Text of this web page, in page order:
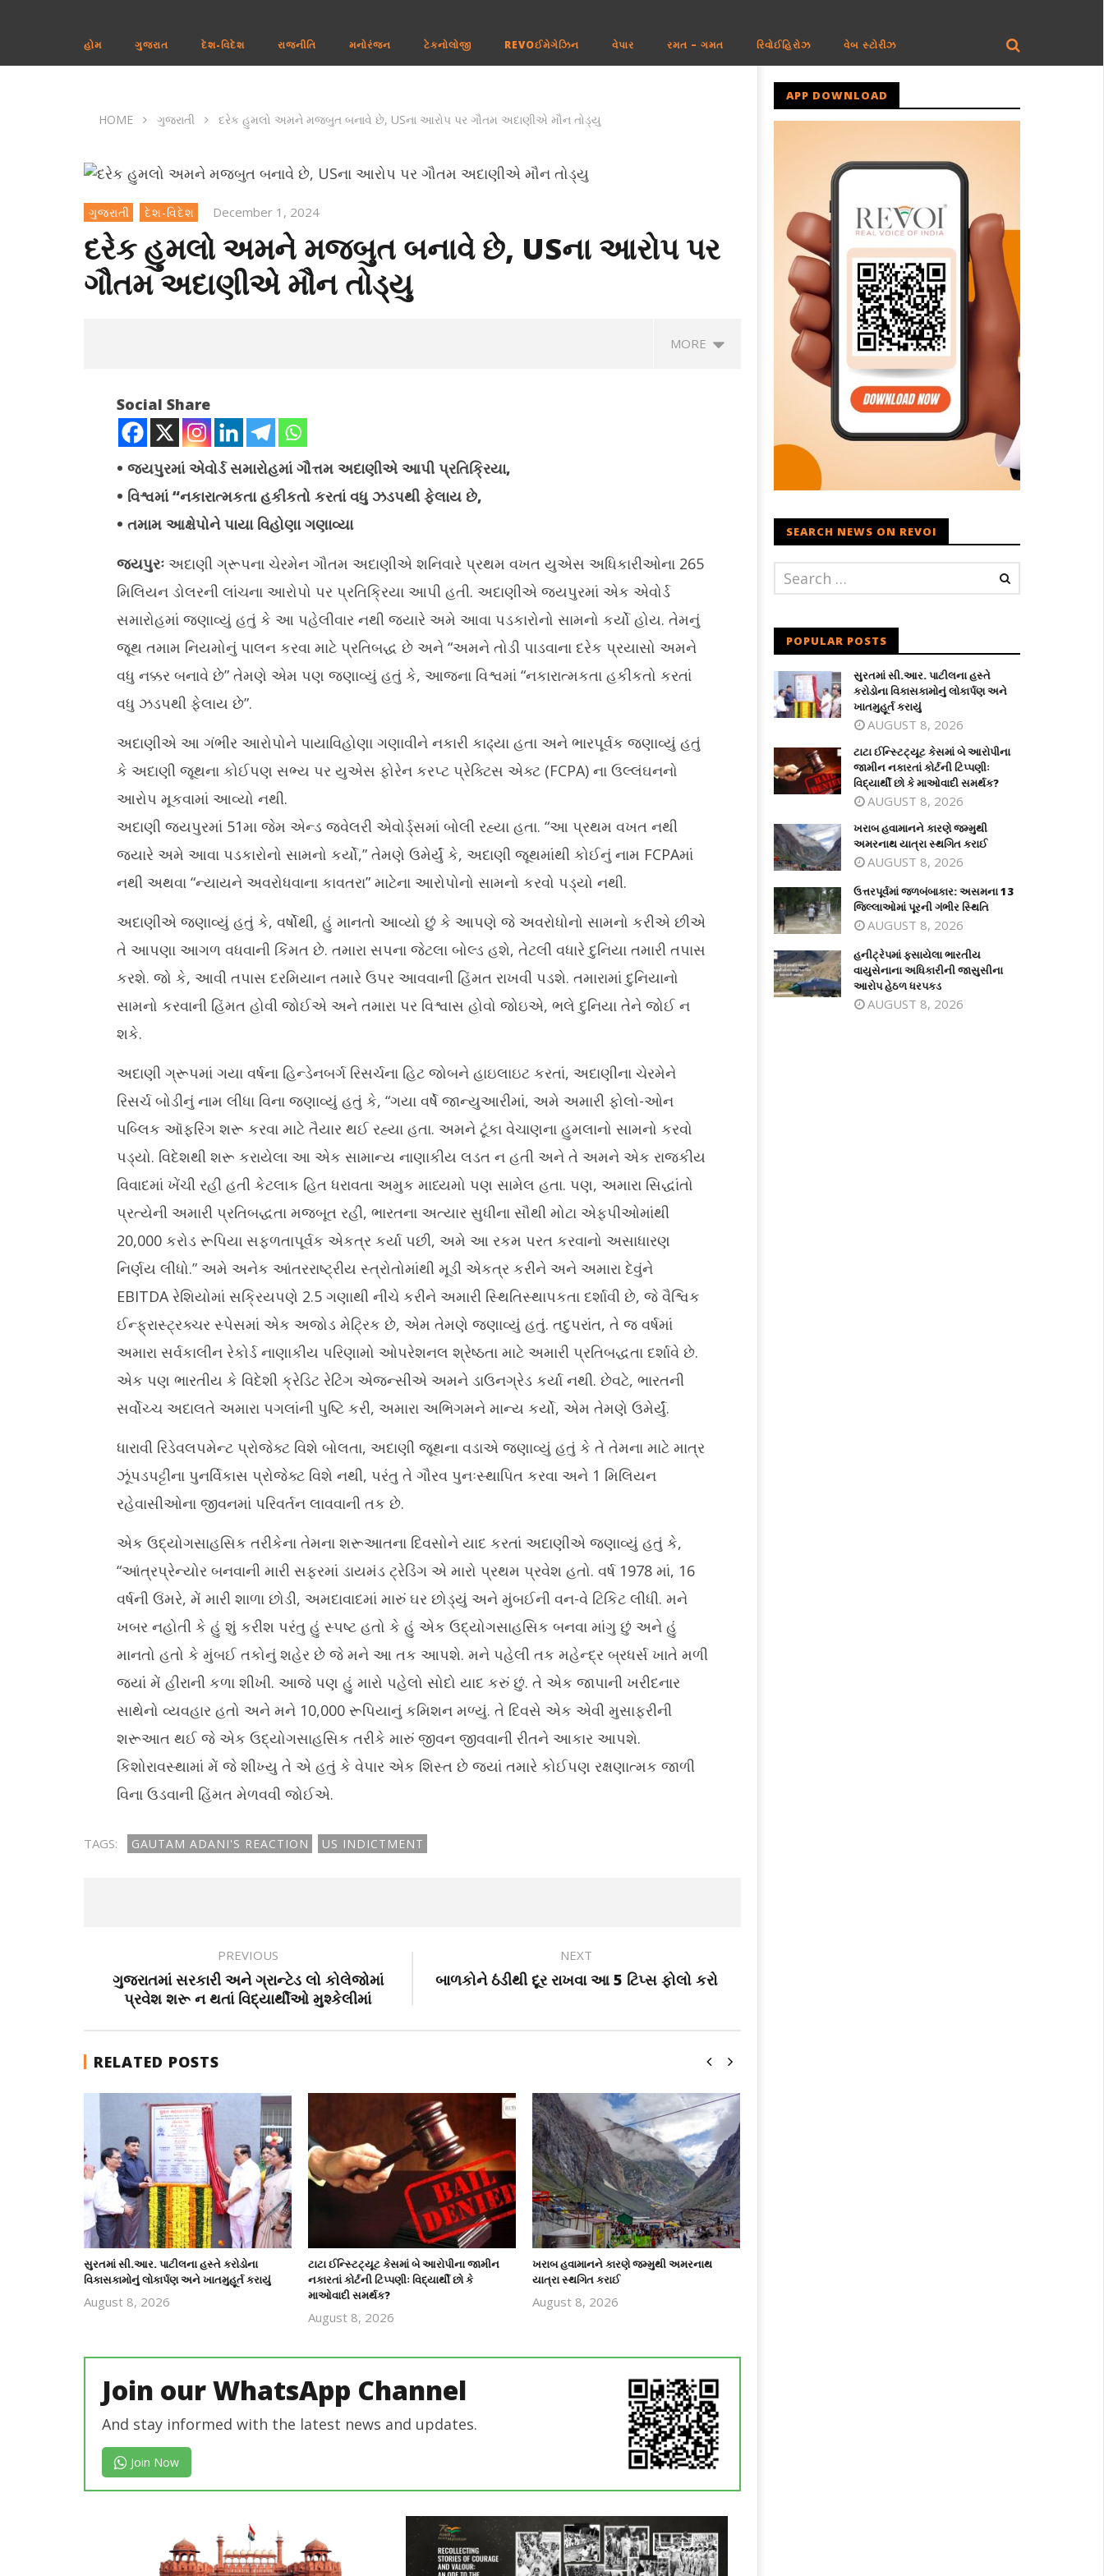
હોમ ગુજરાત દેશ-વિદેશ રાજનીતિ મનોરંજન ટેકનોલોજી REVOઈમેગેઝિન વેપાર રમત – ગમત રિવોઈહિરોઝ વેબ સ્ટોરીઝ
HOME ગુજરાતી દરેક હુમલો અમને મજબુત બનાવે છે, USના આરોપ પર ગૌતમ અદાણીએ મૌન તોડ્યુ
ગુજરાતી દેશ-વિદેશ December 1, 2024
દરેક હુમલો અમને મજબુત બનાવે છે, USના આરોપ પર
ગૌતમ અદાણીએ મૌન તોડ્યુ
MORE
દરેક હુમલો અમને મજબુત બનાવે છે, USના
આરોપ પર ગૌતમ અદાણીએ મૌન તોડ્યુ
1, 2024
વિકાસકામોનું લોકાર્પણ અને ખાતમુહૂર્ત
December
1, 2024
જામીન નકારતાં કોર્ટની ટિપ્પણીઃ વિદ્યાર્થી
છો કે માઓવાદી સમર્થક?
December
1, 2024
ખરાબ હવામાનને કારણે જમ્મુથી અમરનાથ
યાત્રા સ્થગિત કરાઈ
ઉત્તરપૂર્વમાં જળબંબાકાર: અસમના 13
જિલ્લાઓમાં પૂરની ગંભીર સ્થિતિ
1, 2024
Social Share
• જયપુરમાં એવોર્ડ સમારોહમાં ગૌત્તમ અદાણીએ આપી પ્રતિક્રિયા,
• વિશ્વમાં “નકારાત્મકતા હકીકતો કરતાં વધુ ઝડપથી ફેલાય છે,
• તમામ આક્ષેપોને પાયા વિહોણા ગણાવ્યા
જયપુરઃઅદાણી ગ્રૂપના ચેરમેન ગૌતમ અદાણીએ શનિવારે પ્રથમ વખત યુએસ અધિકારીઓના 265
મિલિયન ડોલરની લાંચના આરોપો પર પ્રતિક્રિયા આપી હતી. અદાણીએ જયપુરમાં એક એવોર્ડ
સમારોહમાં જણાવ્યું હતું કે આ પહેલીવાર નથી જ્યારે અમે આવા પડકારોનો સામનો કર્યો હોય. તેમનું
જૂથ તમામ નિયમોનું પાલન કરવા માટે પ્રતિબદ્ધ છે અને “અમને તોડી પાડવાના દરેક પ્રયાસો અમને
વધુ નક્કર બનાવે છે” તેમણે એમ પણ જણાવ્યું હતું કે, આજના વિશ્વમાં “નકારાત્મકતા હકીકતો કરતાં
વધુ ઝડપથી ફેલાય છે”.
અદાણીએ આ ગંભીર આરોપોને પાયાવિહોણા ગણાવીને નકારી કાઢ્યા હતા અને ભારપૂર્વક જણાવ્યું હતું
કે અદાણી જૂથના કોઈપણ સભ્ય પર યુએસ ફોરેન કરપ્ટ પ્રેક્ટિસ એક્ટ (FCPA) ના ઉલ્લંઘનનો
આરોપ મૂકવામાં આવ્યો નથી.
અદાણી જયપુરમાં 51મા જેમ એન્ડ જ્વેલરી એવોર્ડ્સમાં બોલી રહ્યા હતા. “આ પ્રથમ વખત નથી
જ્યારે અમે આવા પડકારોનો સામનો કર્યો,” તેમણે ઉમેર્યું કે, અદાણી જૂથમાંથી કોઈનું નામ FCPAમાં
નથી અથવા “ન્યાયને અવરોધવાના કાવતરા” માટેના આરોપોનો સામનો કરવો પડ્યો નથી.
અદાણીએ જણાવ્યું હતું કે, વર્ષોથી, હું માનતો આવ્યો છું કે આપણે જે અવરોધોનો સામનો કરીએ છીએ
તે આપણા આગળ વધવાની કિંમત છે. તમારા સપના જેટલા બોલ્ડ હશે, તેટલી વધારે દુનિયા તમારી તપાસ
કરશે. જો કે, આવી તપાસ દરમિયાન તમારે ઉપર આવવાની હિંમત રાખવી પડશે. તમારામાં દુનિયાનો
સામનો કરવાની હિંમત હોવી જોઈએ અને તમારા પર વિશ્વાસ હોવો જોઇએ, ભલે દુનિયા તેને જોઈ ન
શકે.
અદાણી ગ્રૂપમાં ગયા વર્ષના હિન્ડેનબર્ગ રિસર્ચના હિટ જોબને હાઇલાઇટ કરતાં, અદાણીના ચેરમેને
રિસર્ચ બોડીનું નામ લીધા વિના જણાવ્યું હતું કે, “ગયા વર્ષે જાન્યુઆરીમાં, અમે અમારી ફોલો-ઓન
પબ્લિક ઑફરિંગ શરૂ કરવા માટે તૈયાર થઈ રહ્યા હતા. અમને ટૂંકા વેચાણના હુમલાનો સામનો કરવો
પડ્યો. વિદેશથી શરૂ કરાયેલા આ એક સામાન્ય નાણાકીય લડત ન હતી અને તે અમને એક રાજકીય
વિવાદમાં ખેંચી રહી હતી કેટલાક હિત ધરાવતા અમુક માધ્યમો પણ સામેલ હતા. પણ, અમારા સિદ્ધાંતો
પ્રત્યેની અમારી પ્રતિબદ્ધતા મજબૂત રહી, ભારતના અત્યાર સુધીના સૌથી મોટા એફપીઓમાંથી
20,000 કરોડ રૂપિયા સફળતાપૂર્વક એકત્ર કર્યા પછી, અમે આ રકમ પરત કરવાનો અસાધારણ
નિર્ણય લીધો.” અમે અનેક આંતરરાષ્ટ્રીય સ્ત્રોતોમાંથી મૂડી એકત્ર કરીને અને અમારા દેવુંને
EBITDA રેશિયોમાં સક્રિયપણે 2.5 ગણાથી નીચે કરીને અમારી સ્થિતિસ્થાપકતા દર્શાવી છે, જે વૈશ્વિક
ઈન્ફ્રાસ્ટ્રક્ચર સ્પેસમાં એક અજોડ મેટ્રિક છે, એમ તેમણે જણાવ્યું હતું. તદુપરાંત, તે જ વર્ષમાં
અમારા સર્વકાલીન રેકોર્ડ નાણાકીય પરિણામો ઓપરેશનલ શ્રેષ્ઠતા માટે અમારી પ્રતિબદ્ધતા દર્શાવે છે.
એક પણ ભારતીય કે વિદેશી ક્રેડિટ રેટિંગ એજન્સીએ અમને ડાઉનગ્રેડ કર્યા નથી. છેવટે, ભારતની
સર્વોચ્ચ અદાલતે અમારા પગલાંની પુષ્ટિ કરી, અમારા અભિગમને માન્ય કર્યો, એમ તેમણે ઉમેર્યું.
ધારાવી રિડેવલપમેન્ટ પ્રોજેક્ટ વિશે બોલતા, અદાણી જૂથના વડાએ જણાવ્યું હતું કે તે તેમના માટે માત્ર
ઝૂંપડપટ્ટીના પુનર્વિકાસ પ્રોજેક્ટ વિશે નથી, પરંતુ તે ગૌરવ પુનઃસ્થાપિત કરવા અને 1 મિલિયન
રહેવાસીઓના જીવનમાં પરિવર્તન લાવવાની તક છે.
એક ઉદ્યોગસાહસિક તરીકેના તેમના શરૂઆતના દિવસોને યાદ કરતાં અદાણીએ જણાવ્યું હતું કે,
“આંત્રપ્રેન્યોર બનવાની મારી સફરમાં ડાયમંડ ટ્રેડિંગ એ મારો પ્રથમ પ્રવેશ હતો. વર્ષ 1978 માં, 16
વર્ષની ઉંમરે, મેં મારી શાળા છોડી, અમદાવાદમાં મારું ઘર છોડ્યું અને મુંબઈની વન-વે ટિકિટ લીધી. મને
ખબર નહોતી કે હું શું કરીશ પરંતુ હું સ્પષ્ટ હતો કે હું એક ઉદ્યોગસાહસિક બનવા માંગુ છું અને હું
માનતો હતો કે મુંબઈ તકોનું શહેર છે જે મને આ તક આપશે. મને પહેલી તક મહેન્દ્ર બ્રધર્સ ખાતે મળી
જ્યાં મેં હીરાની કળા શીખી. આજે પણ હું મારો પહેલો સોદો યાદ કરું છું. તે એક જાપાની ખરીદનાર
સાથેનો વ્યવહાર હતો અને મને 10,000 રૂપિયાનું કમિશન મળ્યું. તે દિવસે એક એવી મુસાફરીની
શરૂઆત થઈ જે એક ઉદ્યોગસાહસિક તરીકે મારું જીવન જીવવાની રીતને આકાર આપશે.
કિશોરાવસ્થામાં મેં જે શીખ્યુ તે એ હતું કે વેપાર એક શિસ્ત છે જ્યાં તમારે કોઈપણ રક્ષણાત્મક જાળી
વિના ઉડવાની હિંમત મેળવવી જોઈએ.
TAGS: GAUTAM ADANI'S REACTION US INDICTMENT
PREVIOUS
ગુજરાતમાં સરકારી અને ગ્રાન્ટેડ લો કોલેજોમાં
પ્રવેશ શરૂ ન થતાં વિદ્યાર્થીઓ મુશ્કેલીમાં
NEXT
બાળકોને ઠંડીથી દૂર રાખવા આ 5 ટિપ્સ ફોલો કરો
RELATED POSTS
સુરતમાં સી.આર. પાટીલના હસ્તે કરોડોના
વિકાસકામોનું લોકાર્પણ અને ખાતમુહૂર્ત કરાયું
August 8, 2026
ટાટા ઈન્સ્ટિટ્યૂટ કેસમાં બે આરોપીના જામીન
નકારતાં કોર્ટની ટિપ્પણીઃ વિદ્યાર્થી છો કે
માઓવાદી સમર્થક?
August 8, 2026
ખરાબ હવામાનને કારણે જમ્મુથી અમરનાથ
યાત્રા સ્થગિત કરાઈ
August 8, 2026
Join our WhatsApp Channel
And stay informed with the latest news and updates.
Join Now
APP DOWNLOAD
SEARCH NEWS ON REVOI
POPULAR POSTS
સુરતમાં સી.આર. પાટીલના હસ્તે
કરોડોના વિકાસકામોનું લોકાર્પણ અને
ખાતમુહૂર્ત કરાયું
AUGUST 8, 2026
ટાટા ઈન્સ્ટિટ્યૂટ કેસમાં બે આરોપીના
જામીન નકારતાં કોર્ટની ટિપ્પણીઃ
વિદ્યાર્થી છો કે માઓવાદી સમર્થક?
AUGUST 8, 2026
ખરાબ હવામાનને કારણે જમ્મુથી
અમરનાથ યાત્રા સ્થગિત કરાઈ
AUGUST 8, 2026
ઉત્તરપૂર્વમાં જળબંબાકાર: અસમના 13
જિલ્લાઓમાં પૂરની ગંભીર સ્થિતિ
AUGUST 8, 2026
હનીટ્રેપમાં ફસાયેલા ભારતીય
વાયુસેનાના અધિકારીની જાસુસીના
આરોપ હેઠળ ધરપકડ
AUGUST 8, 2026